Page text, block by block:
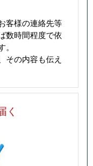
客様の連絡先等
数時間程度で依
その内容も伝え
く